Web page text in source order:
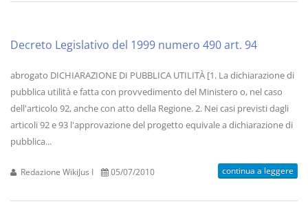
Decreto Legislativo del 1999 numero 490 art. 94
abrogato DICHIARAZIONE DI PUBBLICA UTILITÀ [1. La dichiarazione di
pubblica utilità e fatta con provvedimento del Ministero o, nel caso
dell'articolo 92, anche con atto della Regione. 2. Nei casi previsti dagli
articoli 92 e 93 l'approvazione del progetto equivale a dichiarazione di
pubblica...
Redazione WikiJus I 05/07/2010 continua a leggere